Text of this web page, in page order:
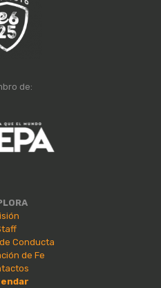
de:
Conducta
de Fe